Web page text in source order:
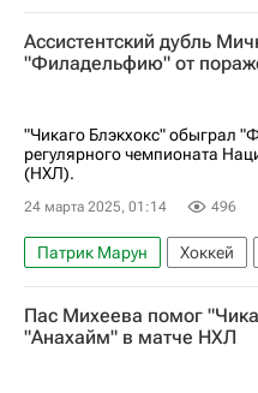
Ассистентский дубль
"Филадельфию" от
"Чикаго Блэкхокс" обыграл
регулярного чемпионата
(НХЛ).
24 марта 2025, 01:14 496
Патрик Марун Хоккей
Джо Велено
Чикаго
Филадельфия Флайерз
Пас Михеева помог
"Анахайм" в матче НХЛ